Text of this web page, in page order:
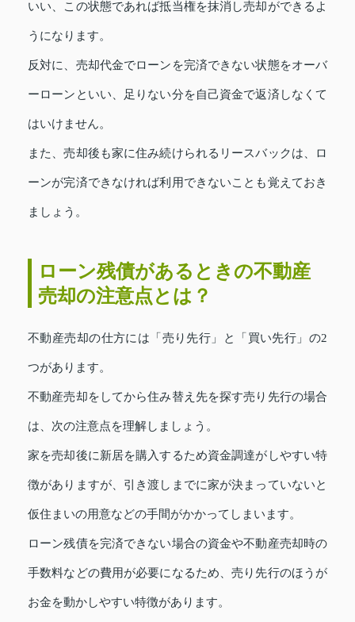
いい、この状態であれば抵当権を抹消し売却ができるよ
うになります。
反対に、売却代金でローンを完済できない状態をオーバ
ーローンといい、足りない分を自己資金で返済しなくて
はいけません。
また、売却後も家に住み続けられるリースバックは、ロ
ーンが完済できなければ利用できないことも覚えておき
ましょう。
ローン残債があるときの不動産
売却の注意点とは？
不動産売却の仕方には「売り先行」と「買い先行」の2
つがあります。
不動産売却をしてから住み替え先を探す売り先行の場合
は、次の注意点を理解しましょう。
家を売却後に新居を購入するため資金調達がしやすい特
徴がありますが、引き渡しまでに家が決まっていないと
仮住まいの用意などの手間がかかってしまいます。
ローン残債を完済できない場合の資金や不動産売却時の
手数料などの費用が必要になるため、売り先行のほうが
お金を動かしやすい特徴があります。